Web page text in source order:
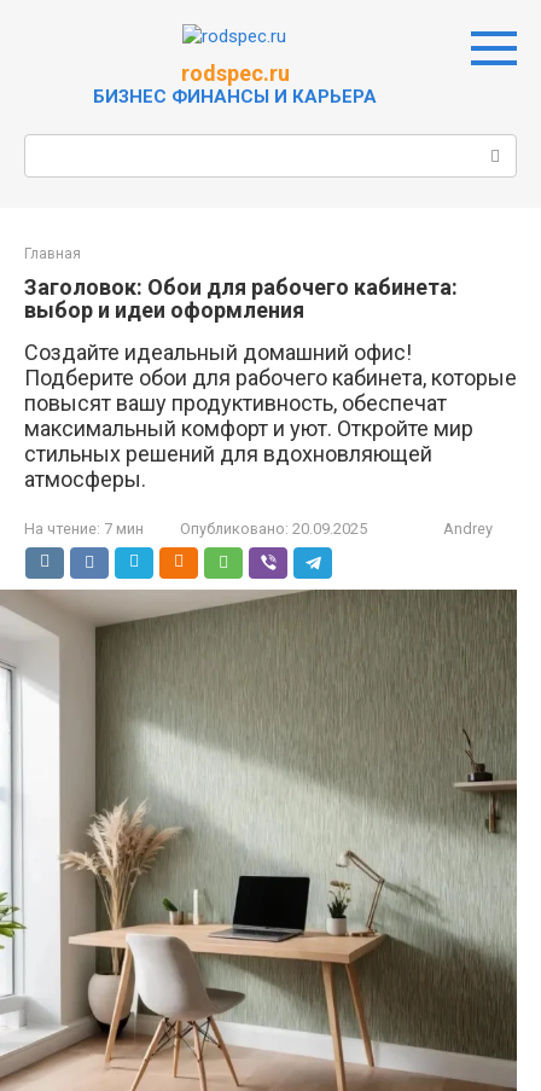
rodspec.ru
БИЗНЕС ФИНАНСЫ И КАРЬЕРА
Главная
Заголовок: Обои для рабочего кабинета:
выбор и идеи оформления
Создайте идеальный домашний офис!
Подберите обои для рабочего кабинета, которые
повысят вашу продуктивность, обеспечат
максимальный комфорт и уют. Откройте мир
стильных решений для вдохновляющей
атмосферы.
На чтение: 7 мин Опубликовано: 20.09.2025 Andrey